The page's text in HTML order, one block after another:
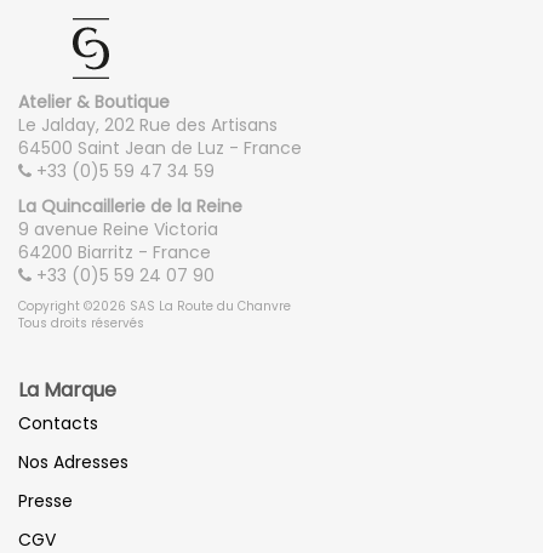
Drap housse :
Drap plat :
Lit 2 personnes (140x190)
Housse de couette :200x200 ou 240x220 (selon taille
de la couette)
Drap housse : 140x190
Drap plat :240x280
Lit 2 personnes (160x200)
Drap housse :
Drap plat :
Grand lit 2 personnes (180x200)
Housse de couette :
Atelier & Boutique
Le Jalday, 202 Rue des Artisans
64500 Saint Jean de Luz - France
+33 (0)5 59 47 34 59
La Quincaillerie de la Reine
9 avenue Reine Victoria
64200 Biarritz - France
+33 (0)5 59 24 07 90
Copyright ©2026 SAS La Route du Chanvre
Tous droits réservés
La Marque
Contacts
Nos Adresses
Presse
CGV